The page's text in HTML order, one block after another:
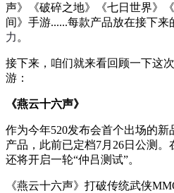
声》《破碎之地》《七日世界》
间》手游......每款产品放在接下来
力 。
接下来，咱们就来看回顾一下这
游：
《燕云十六声》
作为今年520发布会首个出场的
产品，此前已定档7月26日公测。
还将开启一轮“仲吕测试”。
《燕云十六声》打破传统武侠